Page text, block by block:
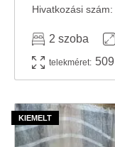
2 szoba
telekméret: